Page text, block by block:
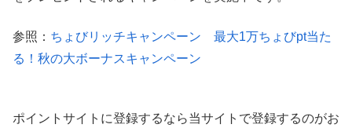
参照： ちょびリッチキャンペーン 最大1万ちょびpt当た
る！秋の大ボーナスキャンペーン
ポイントサイトに登録するなら当サイトで登録するのがお